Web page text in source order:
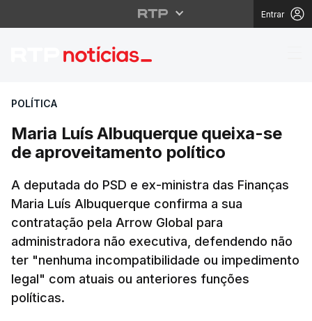
Entrar
Maria Luís
POLÍTICA
Maria Luís Albuquerque queixa-se
de aproveitamento político
A deputada do PSD e ex-ministra das Finanças
Maria Luís Albuquerque confirma a sua
contratação pela Arrow Global para
administradora não executiva, defendendo não
ter "nenhuma incompatibilidade ou impedimento
legal" com atuais ou anteriores funções
políticas.